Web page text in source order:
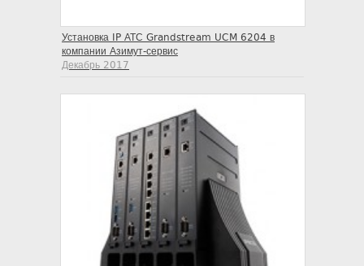
Установка IP АТС Grandstream UCM 6204 в
компании Азимут-сервис
Декабрь 2017